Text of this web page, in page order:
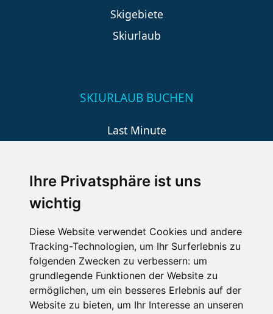
Ihre Privatsphäre ist uns
wichtig
Diese Website verwendet Cookies und andere
Tracking-Technologien, um Ihr Surferlebnis zu
folgenden Zwecken zu verbessern: um
grundlegende Funktionen der Website zu
ermöglichen, um ein besseres Erlebnis auf der
Website zu bieten, um Ihr Interesse an unseren
Skigebiete
Skiurlaub
SKIURLAUB BUCHEN
Last Minute
Wellness
SCHNEEHÖHEN SKI APP
Die Schneehoehen Ski APP für iOS und Android - Ein
Muss für alle Wintersportler und Schneefreaks!